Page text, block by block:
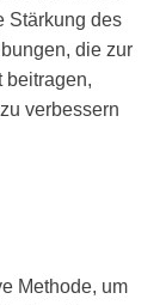
Stärkung des
die zur
beitragen,
verbessern
Methode, um